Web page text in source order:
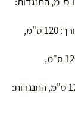
ירוקה (קלה - בינונית ) – אורך: 120 ס"מ,
כחולה (בינונית) – אורך: 120 ס"מ,
שחורה (חזקה) – אורך: 120 ס"מ, התנגדות: